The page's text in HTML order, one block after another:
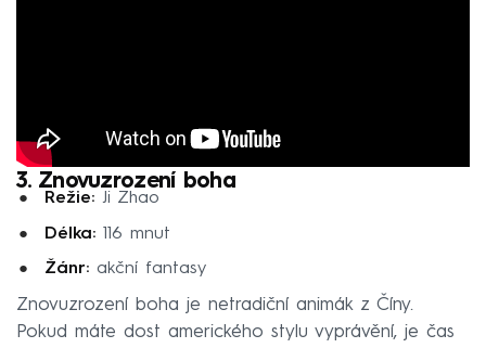
3. Znovuzrození boha
Režie: Ji Zhao
Délka:116 mnut
Žánr:akční fantasy
Znovuzrození boha je netradiční animák z Číny.
Pokud máte dost amerického stylu vyprávění, je čas